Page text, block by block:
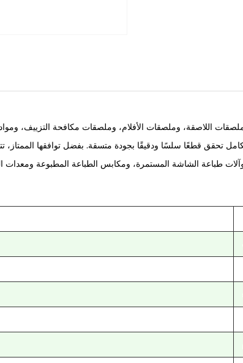
اللاصقة، وملصقات الأفلام، وملصقات مكافحة التزييف، ومواد
تحقق قطعًا سلسًا ودقيقًا بجودة متسقة. بفضل توافقها الممتاز،
طباعة الشاشة المستمرة، ومكابس الطباعة المطبوعة ومعدات